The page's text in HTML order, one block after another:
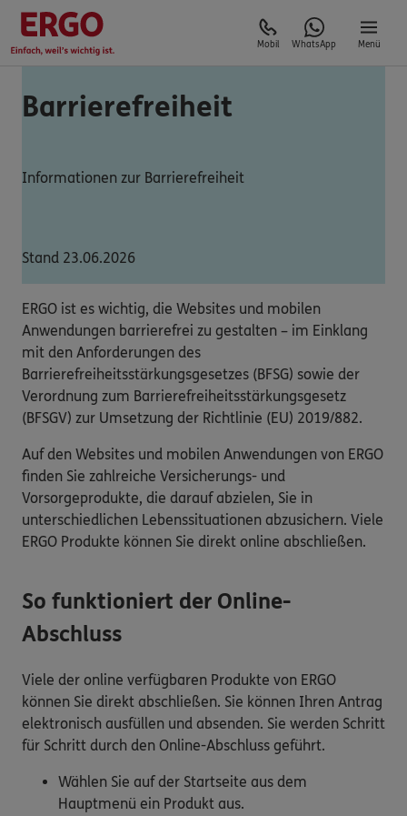
Mobil WhatsApp Menü
Barrierefreiheit
Informationen zur Barrierefreiheit
Stand 23.06.2026
ERGO ist es wichtig, die Websites und mobilen
Anwendungen barrierefrei zu gestalten – im Einklang
mit den Anforderungen des
Barrierefreiheitsstärkungsgesetzes (BFSG) sowie der
Verordnung zum Barrierefreiheitsstärkungsgesetz
(BFSGV) zur Umsetzung der Richtlinie (EU) 2019/882.
Auf den Websites und mobilen Anwendungen von ERGO
finden Sie zahlreiche Versicherungs- und
Vorsorgeprodukte, die darauf abzielen, Sie in
unterschiedlichen Lebenssituationen abzusichern. Viele
ERGO Produkte können Sie direkt online abschließen.
So funktioniert der Online-
Abschluss
Viele der online verfügbaren Produkte von ERGO
können Sie direkt abschließen. Sie können Ihren Antrag
elektronisch ausfüllen und absenden. Sie werden Schritt
für Schritt durch den Online-Abschluss geführt.
Wählen Sie auf der Startseite aus dem
Hauptmenü ein Produkt aus.